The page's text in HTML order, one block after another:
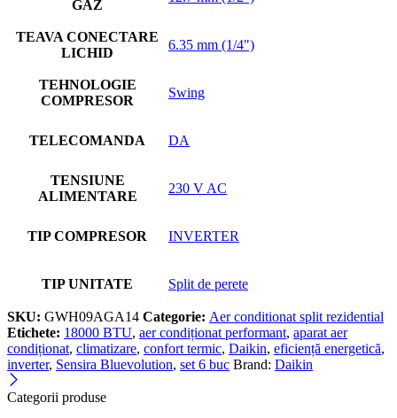
GAZ
TEAVA CONECTARE
LICHID
6.35 mm (1/4")
TEHNOLOGIE
COMPRESOR
Swing
TELECOMANDA DA
TENSIUNE
ALIMENTARE
230 V AC
TIP COMPRESOR INVERTER
TIP UNITATE Split de perete
SKU: GWH09AGA14 Categorie: Aer conditionat split rezidential
Etichete: 18000 BTU, aer condiționat performant, aparat aer
condiționat, climatizare, confort termic, Daikin, eficiență energetică,
inverter, Sensira Bluevolution, set 6 buc Brand: Daikin
Categorii produse